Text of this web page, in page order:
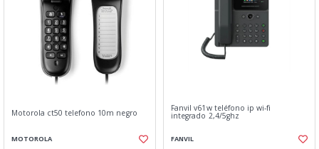
Motorola ct50 telefono 10m negro
MOTOROLA
Fanvil v61w teléfono ip wi-fi
integrado 2,4/5ghz
FANVIL